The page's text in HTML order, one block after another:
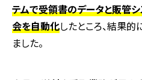
テムで受領書のデータと販管
会を自動化したところ、結果
ました。